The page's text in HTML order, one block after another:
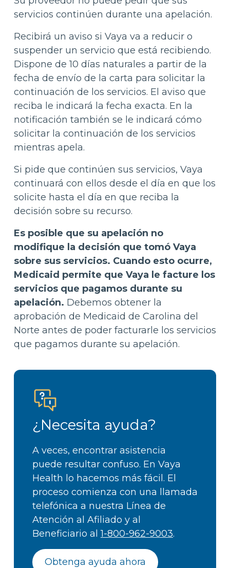
servicios continúen durante una apelación.
Recibirá un aviso si Vaya va a reducir o
suspender un servicio que está recibiendo.
Dispone de 10 días naturales a partir de la
fecha de envío de la carta para solicitar la
continuación de los servicios. El aviso que
reciba le indicará la fecha exacta. En la
notificación también se le indicará cómo
solicitar la continuación de los servicios
mientras apela.
Si pide que continúen sus servicios, Vaya
continuará con ellos desde el día en que los
solicite hasta el día en que reciba la
decisión sobre su recurso.
Es posible que su apelación no
modifique la decisión que tomó Vaya
sobre sus servicios. Cuando esto ocurre,
Medicaid permite que Vaya le facture los
servicios que pagamos durante su
apelación. Debemos obtener la
aprobación de Medicaid de Carolina del
Norte antes de poder facturarle los servicios
que pagamos durante su apelación.
¿Necesita ayuda?
A veces, encontrar asistencia
puede resultar confuso. En Vaya
Health lo hacemos más fácil. El
proceso comienza con una llamada
telefónica a nuestra Línea de
Atención al Afiliado y al
Beneficiario al1-800-962-9003.
Obtenga ayuda ahora